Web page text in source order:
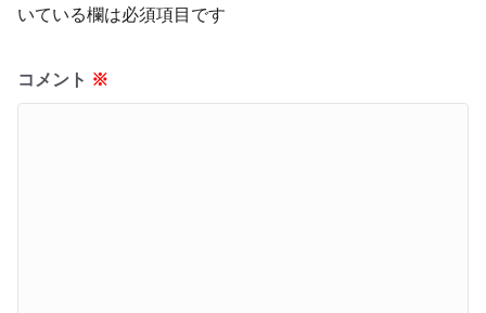
いている欄は必須項目です
コメント ※